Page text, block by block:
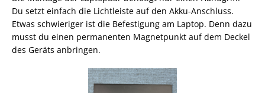
Du setzt einfach die Lichtleiste auf den Akku-Anschluss.
Etwas schwieriger ist die Befestigung am Laptop. Denn dazu
musst du einen permanenten Magnetpunkt auf dem Deckel
des Geräts anbringen.